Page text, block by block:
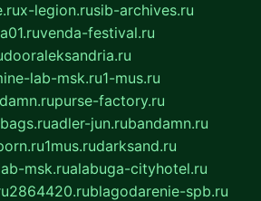
x-legion.rusib-archives.ru
venda-festival.ru
dooraleksandria.ru
lab-msk.ru1-mus.ru
purse-factory.ru
adler-jun.rubandamn.ru
1mus.rudarksand.ru
msk.rualabuga-cityhotel.ru
2864420.rublagodarenie-spb.ru